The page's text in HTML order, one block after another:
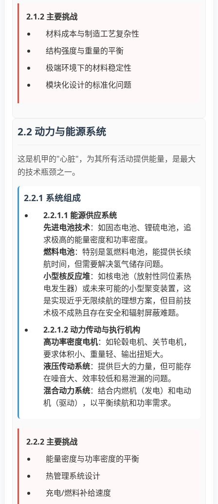
2.1.2 主要挑战
材料成本与制造工艺复杂性
结构强度与重量的平衡
极端环境下的材料稳定性
模块化设计的标准化问题
2.2 动力与能源系统
这是机甲的"心脏"，为其所有活动提供能量，是最大
的技术瓶颈之一。
2.2.1 系统组成
2.2.1.1 能源供应系统
先进电池技术：如固态电池、锂硫电池，追
求极高的能量密度和功率密度。
燃料电池：特别是氢燃料电池，能提供长续
航时间，但需要解决氢气储存问题。
小型核反应堆：如核电池（放射性同位素热
电发生器）或未来可能的小型聚变装置，这
是实现近乎无限续航的理想方案，但目前技
术极不成熟且存在安全和辐射屏蔽难题。
2.2.1.2 动力传动与执行机构
高功率密度电机：如轮毂电机、关节电机，
要求体积小、重量轻、输出扭矩大。
液压传动系统：提供巨大的力量，但可能存
在噪音大、效率较低和易泄漏的问题。
混合动力系统：结合内燃机（发电）和电动
机（驱动），以平衡续航和功率需求。
2.2.2 主要挑战
能量密度与功率密度的平衡
热管理系统设计
充电/燃料补给速度